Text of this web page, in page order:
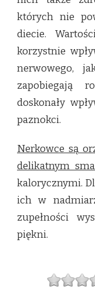
których nie
diecie.
korzystnie
nerwowego,
zapobiegają
doskonały
paznokci.
Nerkowce są
delikatnym
kalorycznymi.
ich w
zupełności
piękni.